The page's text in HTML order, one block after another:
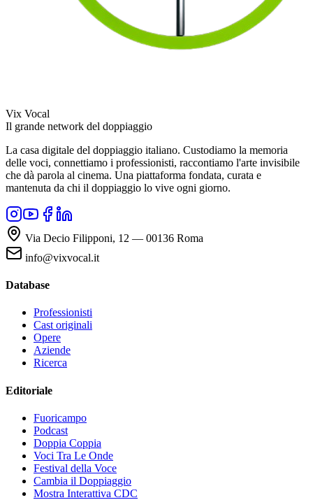
Vix Vocal
Il grande network del doppiaggio
La casa digitale del doppiaggio italiano. Custodiamo la memoria
delle voci, connettiamo i professionisti, raccontiamo l'arte invisibile
che dà parola al cinema. Una piattaforma fondata, curata e
mantenuta da chi il doppiaggio lo vive ogni giorno.
Via Decio Filipponi, 12 — 00136 Roma
info@vixvocal.it
Database
Professionisti
Cast originali
Opere
Aziende
Ricerca
Editoriale
Fuoricampo
Podcast
Doppia Coppia
Voci Tra Le Onde
Festival della Voce
Cambia il Doppiaggio
Mostra Interattiva CDC